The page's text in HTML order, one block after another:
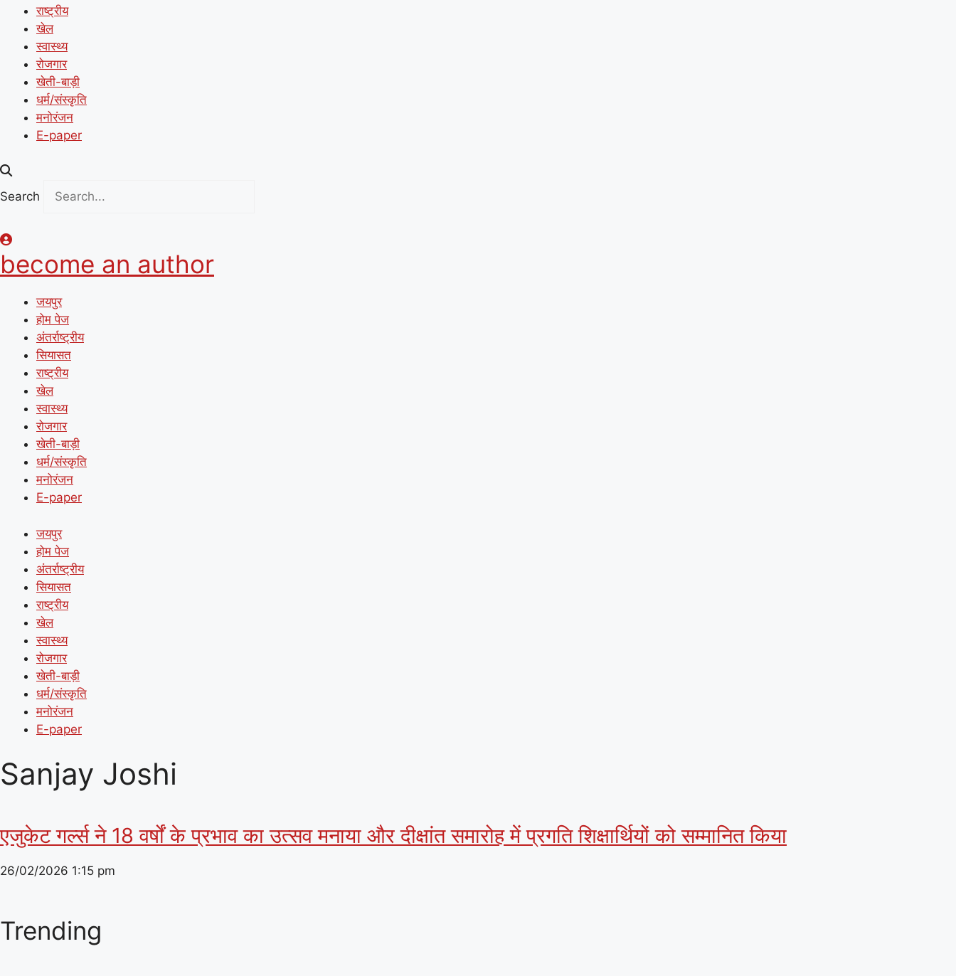
राष्ट्रीय
खेल
स्वास्थ्य
रोजगार
खेती-बाड़ी
धर्म/संस्कृति
मनोरंजन
E-paper
Search
become an author
जयपुर
होम पेज
अंतर्राष्ट्रीय
सियासत
राष्ट्रीय
खेल
स्वास्थ्य
रोजगार
खेती-बाड़ी
धर्म/संस्कृति
मनोरंजन
E-paper
जयपुर
होम पेज
अंतर्राष्ट्रीय
सियासत
राष्ट्रीय
खेल
स्वास्थ्य
रोजगार
खेती-बाड़ी
धर्म/संस्कृति
मनोरंजन
E-paper
Sanjay Joshi
एजुकेट गर्ल्स ने 18 वर्षों के प्रभाव का उत्सव मनाया और दीक्षांत समारोह में प्रगति शिक्षार्थियों को सम्मानित किया
26/02/2026 1:15 pm
Trending